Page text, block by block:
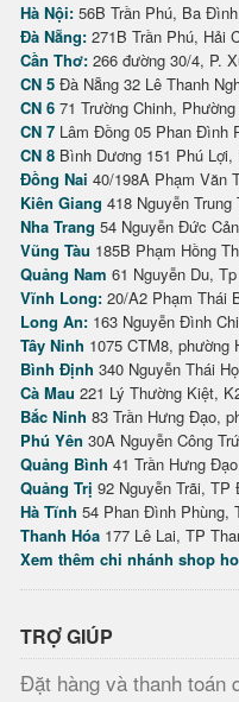
Hà Nội: 56B Trần Phú, Ba
Đà Nẵng: 271B Trần Phú, Hải
Cần Thơ: 266 đường 30/4, P.
CN 5 Đà Nẵng 32 Lê Thanh
CN 6 71 Trường Chinh,
CN 7 Lâm Đồng 05 Phan Đình
CN 8 Bình Dương 151 Phú
Đồng Nai 40/198A Phạm Văn
Kiên Giang 418 Nguyễn
Nha Trang 54 Nguyễn Đức
Vũng Tàu 185B Phạm Hồng
Quảng Nam 61 Nguyễn Du,
Vĩnh Long: 20/A2 Phạm Thái
Long An: 163 Nguyễn Đình
Tây Ninh 1075 CTM8, phường
Bình Định 340 Nguyễn Thái
Cà Mau 221 Lý Thường Kiệt,
Bắc Ninh 83 Trần Hưng Đạo,
Phú Yên 30A Nguyễn Công
Quảng Bình 41 Trần Hưng
Quảng Trị 92 Nguyễn Trãi, TP
Hà Tĩnh 54 Phan Đình Phùng,
Thanh Hóa 177 Lê Lai, TP
Xem thêm chi nhánh shop
TRỢ GIÚP
Đặt hàng và thanh toán